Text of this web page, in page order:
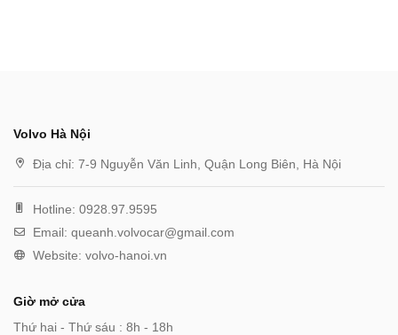
Volvo Hà Nội
Địa chỉ: 7-9 Nguyễn Văn Linh, Quận Long Biên, Hà Nội
Hotline: 0928.97.9595
Email: queanh.volvocar@gmail.com
Website: volvo-hanoi.vn
Giờ mở cửa
Thứ hai - Thứ sáu : 8h - 18h